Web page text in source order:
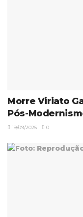
Morre Viriato
Pós-
19/09/2025 0